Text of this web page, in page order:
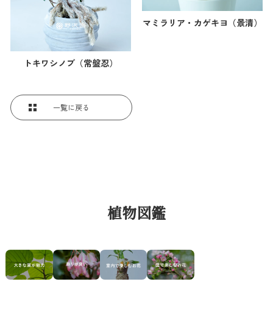
トキワシノブ（常盤忍）
マミラリア・カゲキヨ（景清）
一覧に戻る
植物図鑑